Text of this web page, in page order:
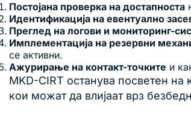
Постојана проверка на достапноста
Идентификација на евентуално
Преглед на логови и мониторинг-
Имплементација на резервни
се активни.
Ажурирање на контакт-точките и
MKD-CIRT останува посветен
кои можат да влијаат врз